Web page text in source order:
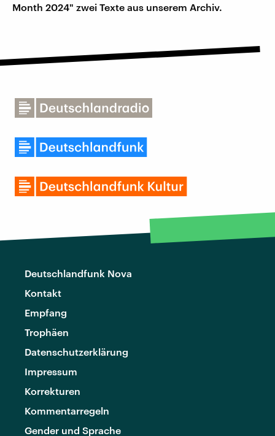
Month 2024" zwei Texte aus unserem Archiv.
Deutschlandfunk Nova
Kontakt
Empfang
Trophäen
Datenschutzerklärung
Impressum
Korrekturen
Kommentarregeln
Gender und Sprache